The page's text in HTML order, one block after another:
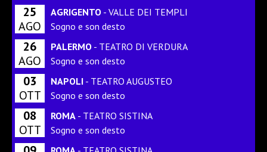
25
AGO
AGRIGENTO - VALLE DEI TEMPLI
Sogno e son desto
26
AGO
PALERMO - TEATRO DI VERDURA
Sogno e son desto
03
OTT
NAPOLI - TEATRO AUGUSTEO
Sogno e son desto
08
OTT
ROMA - TEATRO SISTINA
Sogno e son desto